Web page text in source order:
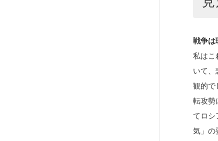
戦争は
私はこ
いて、
観的で
転攻勢
てロシ
気」の